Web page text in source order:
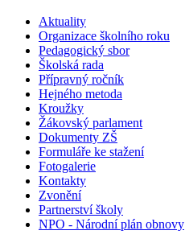
Aktuality
Organizace školního roku
Pedagogický sbor
Školská rada
Přípravný ročník
Hejného metoda
Kroužky
Žákovský parlament
Dokumenty ZŠ
Formuláře ke stažení
Fotogalerie
Kontakty
Zvonění
Partnerství školy
NPO - Národní plán obnovy